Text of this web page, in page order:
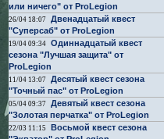
или ничего" от ProLegion
26/04 18:07 Двенадцатый квест
"Суперсаб" от ProLegion
19/04 09:34 Одиннадцатый квест
сезона "Лучшая защита" от
ProLegion
11/04 13:07 Десятый квест сезона
"Точный пас" от ProLegion
05/04 09:37 Девятый квест сезона
"Золотая перчатка" от ProLegion
22/03 11:15
Восьмой квест сезона